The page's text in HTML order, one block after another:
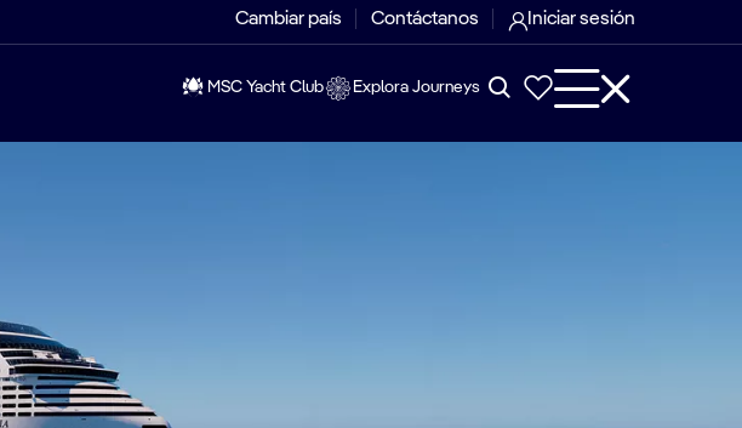
Cambiar país Contáctanos Iniciar sesión
MSC Yacht Club Explora Journeys